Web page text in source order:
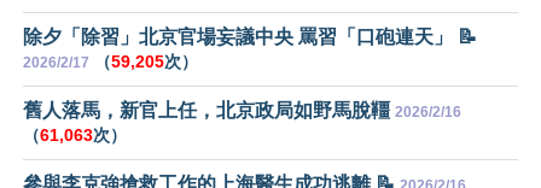
除夕「除習」北京官場妄議中央 罵習「口砲連天」 📝
2026/2/17 （59,205次）
舊人落馬，新官上任，北京政局如野馬脫韁 2026/2/16
（61,063次）